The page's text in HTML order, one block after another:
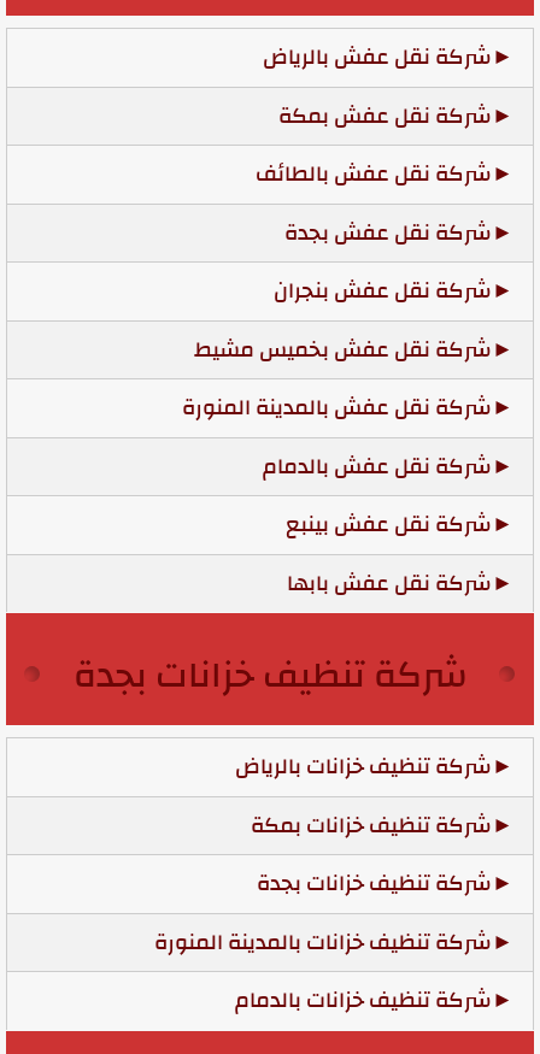
شركة نقل عفش بالرياض
شركة نقل عفش بمكة
شركة نقل عفش بالطائف
شركة نقل عفش بجدة
شركة نقل عفش بنجران
شركة نقل عفش بخميس مشيط
شركة نقل عفش بالمدينة المنورة
شركة نقل عفش بالدمام
شركة نقل عفش بينبع
شركة نقل عفش بابها
شركة تنظيف خزانات بجدة
شركة تنظيف خزانات بالرياض
شركة تنظيف خزانات بمكة
شركة تنظيف خزانات بجدة
شركة تنظيف خزانات بالمدينة المنورة
شركة تنظيف خزانات بالدمام